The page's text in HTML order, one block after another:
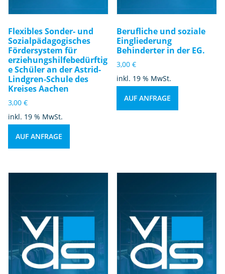
Flexibles Sonder- und
Sozialpädagogisches
Fördersystem für
erziehungshilfebedürftig
e Schüler an der Astrid-
Lindgren-Schule des
Kreises Aachen
3,00 €
inkl. 19 % MwSt.
AUF ANFRAGE
Berufliche und soziale
Eingliederung
Behinderter in der EG.
3,00€
inkl. 19 % MwSt.
AUF ANFRAGE